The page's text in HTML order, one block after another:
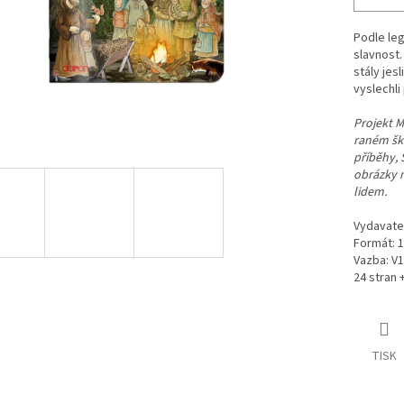
Podle
stály
vyslechli
Projekt
raném
příběhy,
obrázky
lidem.
Formát:
Vazba:
24 stran
TISK